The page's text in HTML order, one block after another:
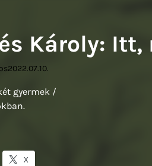
Károly:
2022.07.10.
gyermek /
X